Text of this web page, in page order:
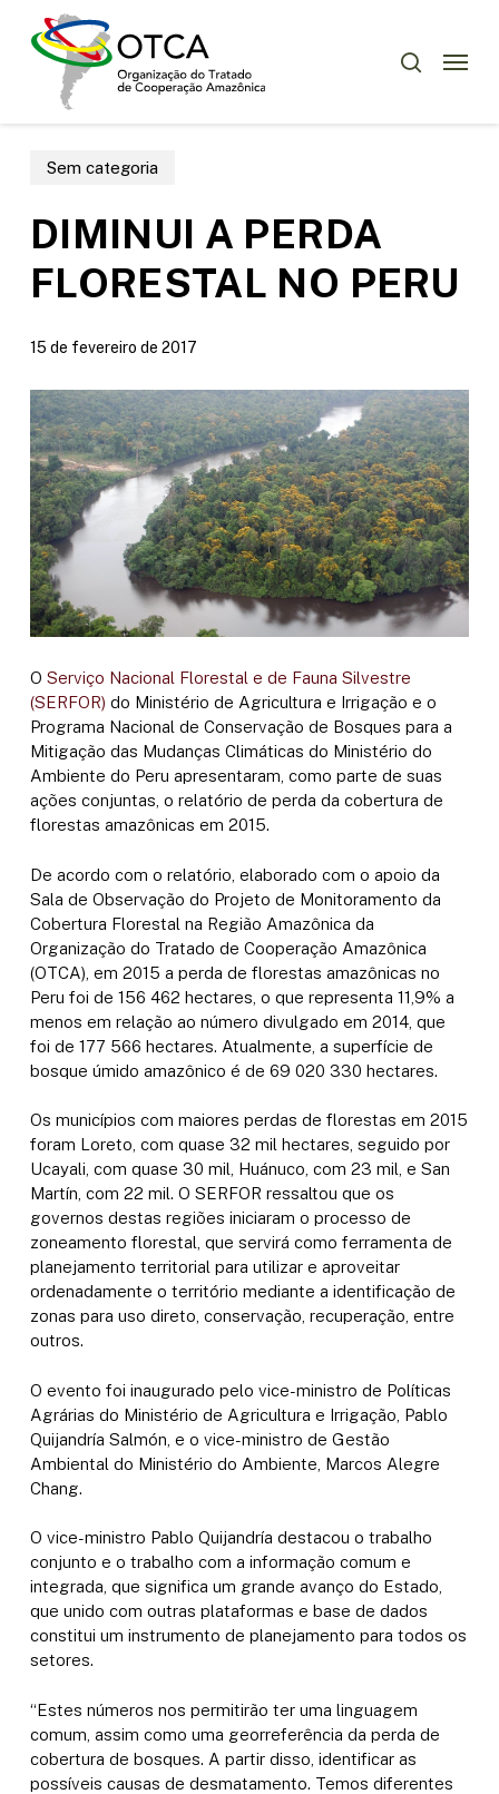
Menu
Sem categoria
DIMINUI A PERDA
FLORESTAL NO PERU
15 de fevereiro de 2017
O Serviço Nacional Florestal e de Fauna Silvestre
(SERFOR) do Ministério de Agricultura e Irrigação e o
Programa Nacional de Conservação de Bosques para a
Mitigação das Mudanças Climáticas do Ministério do
Ambiente do Peru apresentaram, como parte de suas
ações conjuntas, o relatório de perda da cobertura de
florestas amazônicas em 2015.
De acordo com o relatório, elaborado com o apoio da
Sala de Observação do Projeto de Monitoramento da
Cobertura Florestal na Região Amazônica da
Organização do Tratado de Cooperação Amazônica
(OTCA), em 2015 a perda de florestas amazônicas no
Peru foi de 156 462 hectares, o que representa 11,9% a
menos em relação ao número divulgado em 2014, que
foi de 177 566 hectares. Atualmente, a superfície de
bosque úmido amazônico é de 69 020 330 hectares.
Os municípios com maiores perdas de florestas em 2015
foram Loreto, com quase 32 mil hectares, seguido por
Ucayali, com quase 30 mil, Huánuco, com 23 mil, e San
Martín, com 22 mil. O SERFOR ressaltou que os
governos destas regiões iniciaram o processo de
zoneamento florestal, que servirá como ferramenta de
planejamento territorial para utilizar e aproveitar
ordenadamente o território mediante a identificação de
zonas para uso direto, conservação, recuperação, entre
outros.
O evento foi inaugurado pelo vice-ministro de Políticas
Agrárias do Ministério de Agricultura e Irrigação, Pablo
Quijandría Salmón, e o vice-ministro de Gestão
Ambiental do Ministério do Ambiente, Marcos Alegre
Chang.
O vice-ministro Pablo Quijandría destacou o trabalho
conjunto e o trabalho com a informação comum e
integrada, que significa um grande avanço do Estado,
que unido com outras plataformas e base de dados
constitui um instrumento de planejamento para todos os
setores.
“Estes números nos permitirão ter uma linguagem
comum, assim como uma georreferência da perda de
cobertura de bosques. A partir disso, identificar as
possíveis causas de desmatamento. Temos diferentes